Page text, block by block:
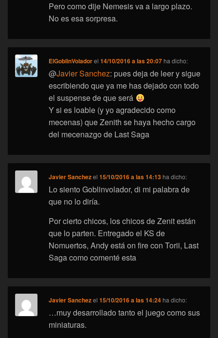
Pero como dije Nemesis va a largo plazo.
No es esa sorpresa.
ElGoblinVoladorel14/10/2016 a las 20:07 ha dicho:
@Javier Sanchez: pues deja de leer y sigue
escribiendo que ya me has dejado con todo
el suspense de que será
Y si es loable (y yo agradecido como
mecenas) que Zenith se haya hecho cargo
del mecenazgo de Last Saga
Javier Sanchezel15/10/2016 a las 14:13 ha dicho:
Lo siento Goblinvolador, di mi palabra de
que no lo diría.
Por cierto chicos, los chicos de Zenit están
que lo parten. Entregado el KS de
Nomuertos, Andy está on fire con Torii, Last
Saga como comenté esta
Javier Sanchezel15/10/2016 a las 14:24 ha dicho:
…muy desarrollado tanto el juego como sus
miniaturas.